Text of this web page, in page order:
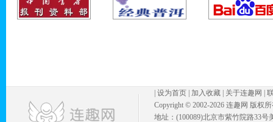
设为首页 加入收藏 关于连趣网
Copyright © 2002-2026 连趣网 版权
地址：(100089)北京市紫竹院路33号